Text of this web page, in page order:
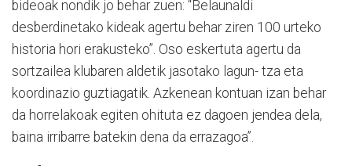
bideoak nondik jo behar zuen: “Belaunaldi
desberdinetako kideak agertu behar ziren 100 urteko
historia hori erakusteko”. Oso eskertuta agertu da
sortzailea klubaren aldetik jasotako lagun- tza eta
koordinazio guztiagatik. Azkenean kontuan izan behar
da horrelakoak egiten ohituta ez dagoen jendea dela,
baina irribarre batekin dena da errazagoa”.